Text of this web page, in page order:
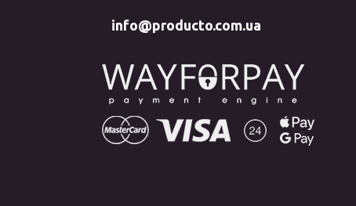
info@producto.com.ua